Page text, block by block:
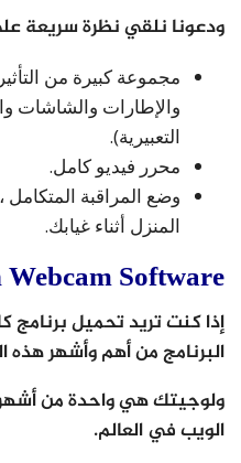
ودعونا نلقي نظرة سريعة
مجموعة كبيرة من
والإطارات والشاشات
التعبيرية).
محرر فيديو كامل.
وضع المراقبة المتكامل
المنزل أثناء غيابك.
Software
البرنامج من أهم وأشهر هذه
ولوجيتك هي واحدة من أشهر
الويب في العالم.